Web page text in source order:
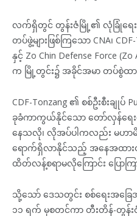
လက်ရှိတွင် တွန်းဇံမြို့၏ လုံခြုံရေ
တပ်ဖွဲ့များဖြစ်ကြသော CNA၊
နှင့် Zo Chin Defense Force
က မြို့တွင်း၌ အခိုင်အမာ တပ်စွဲထာ
CDF-Tonzang ၏ စစ်ဦးစီးချုပ်
ခုခံကာကွယ်နိုင်သော တော်လှန်ရေး
နေသလို၊ လိုအပ်ပါကလည်း မဟာမိ
ရောက်ရှိလာနိုင်သည့် အနေအထားတွ
ထိတ်လန့်စရာမလိုကြောင်း ပြောက
သို့သော် ဒေသတွင်း စစ်ရေးအခြေ
၁၁ ရက် မှစတင်ကာ တီးတိန်-တွန်းဇံ